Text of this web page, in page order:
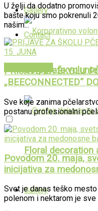
Gallery
Contact
Corporate
Floral decoration
Gallery
U želji da dodatno
bašte koju smo pokrenuli
našim...
PRIJAVE ZA ŠKOLU
„BEECONNECTED“
Sve koje zanima
postanu profesionalni
Povodom 20. maja,
inicijativa za
Svet je danas teško
polenom i nektarom je sve